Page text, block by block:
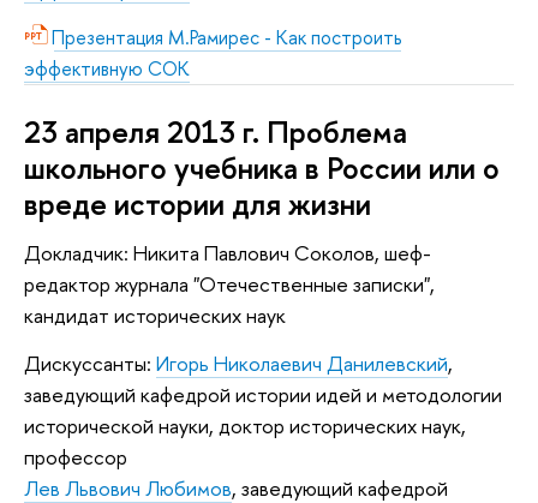
Презентация М.Рамирес - Как построить
эффективную СОК
23 апреля 2013 г. Проблема
школьного учебника в России или о
вреде истории для жизни
Докладчик: Никита Павлович Соколов, шеф-
редактор журнала "Отечественные записки",
кандидат исторических наук
Дискуссанты: Игорь Николаевич Данилевский,
заведующий кафедрой истории идей и методологии
исторической науки, доктор исторических наук,
профессор
Лев Львович Любимов, заведующий кафедрой